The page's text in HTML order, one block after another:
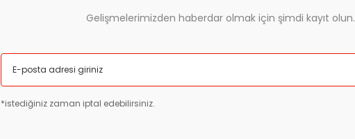
Gelişmelerimizden haberdar olmak için şimdi kayıt olun.
*istediğiniz zaman iptal edebilirsiniz.